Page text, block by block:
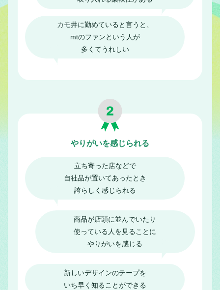
カモ井に勤めていると言うと、
mtのファンという人が
多くてうれしい
やりがいを感じられる
立ち寄った店などで
自社品が置いてあったとき
誇らしく感じられる
商品が店頭に並んでいたり
使っている人を見ることに
やりがいを感じる
新しいデザインのテープを
いち早く知ることができる